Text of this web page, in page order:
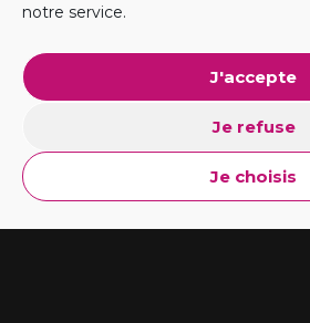
notre service.
J'accepte
Je refuse
Je choisis
#Business